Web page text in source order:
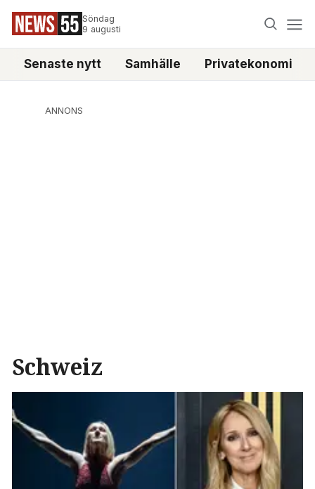
Söndag
9 augusti
Senaste nytt Samhälle Privatekonomi
ANNONS
Schweiz